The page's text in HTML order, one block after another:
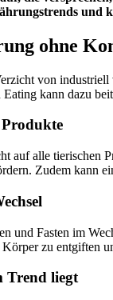
und
ohne
von
kann dazu
Produkte
auf alle tierischen
Zudem kann
und Fasten im
zu entgiften
Trend liegt